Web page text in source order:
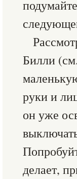
Билли
руки и
он уже
делает,